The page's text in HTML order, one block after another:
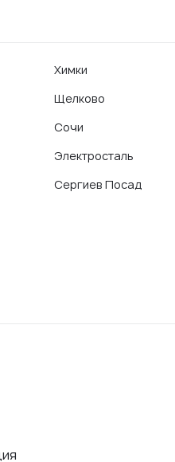
Химки
Щелково
Сочи
Электросталь
Сергиев Посад